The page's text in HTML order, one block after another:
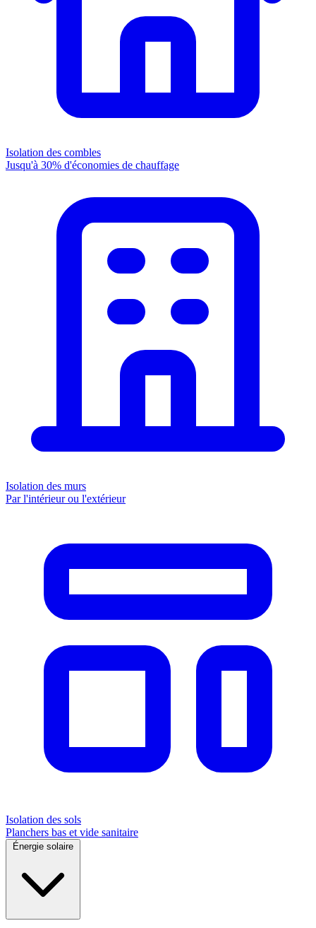
Isolation des combles
Jusqu'à 30% d'économies de chauffage
Isolation des murs
Par l'intérieur ou l'extérieur
Isolation des sols
Planchers bas et vide sanitaire